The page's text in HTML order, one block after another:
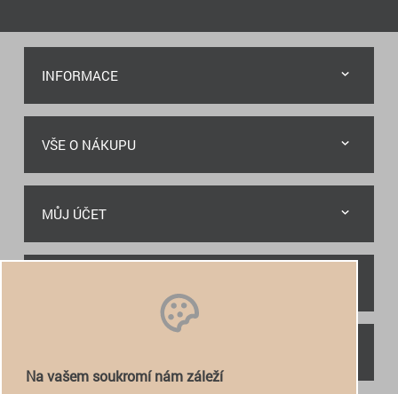
INFORMACE
VŠE O NÁKUPU
MŮJ ÚČET
Na vašem soukromí nám záleží